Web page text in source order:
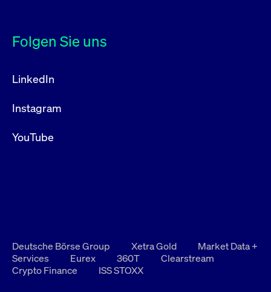
Folgen Sie uns
LinkedIn
Instagram
YouTube
Deutsche Börse Group Xetra Gold
Market Data +
Services
Eurex 360T
Clearstream
Crypto Finance
ISS STOXX